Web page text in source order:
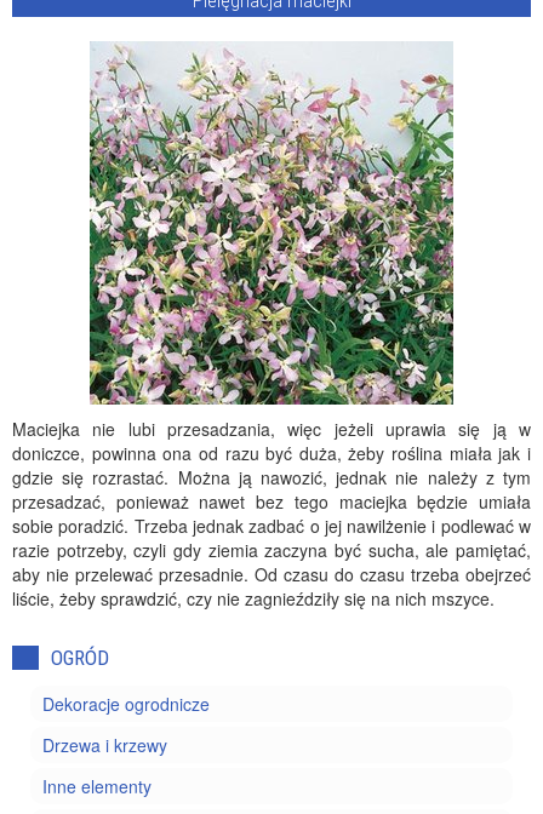
Maciejka nie lubi przesadzania, więc jeżeli uprawia się ją w
doniczce, powinna ona od razu być duża, żeby roślina miała jak i
gdzie się rozrastać. Można ją nawozić, jednak nie należy z tym
przesadzać, ponieważ nawet bez tego maciejka będzie umiała
sobie poradzić. Trzeba jednak zadbać o jej nawilżenie i podlewać w
razie potrzeby, czyli gdy ziemia zaczyna być sucha, ale pamiętać,
aby nie przelewać przesadnie. Od czasu do czasu trzeba obejrzeć
liście, żeby sprawdzić, czy nie zagnieździły się na nich mszyce.
OGRÓD
Dekoracje ogrodnicze
Drzewa i krzewy
Inne elementy